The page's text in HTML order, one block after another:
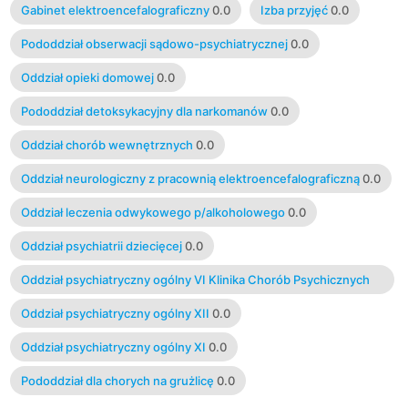
Gabinet elektroencefalograficzny 0.0 Izba przyjęć 0.0
Pododdział obserwacji sądowo-psychiatrycznej 0.0
Oddział opieki domowej 0.0
Pododdział detoksykacyjny dla narkomanów 0.0
Oddział chorób wewnętrznych 0.0
Oddział neurologiczny z pracownią elektroencefalograficzną 0.0
Oddział leczenia odwykowego p/alkoholowego 0.0
Oddział psychiatrii dziecięcej 0.0
Oddział psychiatryczny ogólny VI Klinika Chorób Psychicznych
AMB0.0
Oddział psychiatryczny ogólny XII 0.0
Oddział psychiatryczny ogólny XI 0.0
Pododdział dla chorych na grużlicę 0.0